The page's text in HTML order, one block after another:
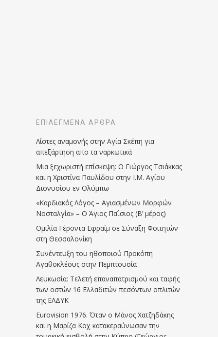
ΕΠΙΛΕΓΜΈΝΑ ΆΡΘΡΑ
Λίστες αναμονής στην Αγία Σκέπη για
απεξάρτηση απο τα ναρκωτικά
Μια ξεχωριστή επίσκεψη: Ο Γιώργος Τσιάκκας
και η Χριστίνα Παυλίδου στην Ι.Μ. Αγίου
Διονυσίου εν Ολύμπω
«Καρδιακός Λόγος – Αγιασμένων Μορφών
Νοσταλγία» – Ο Άγιος Παΐσιος (Β’ μέρος)
Ομιλία Γέροντα Εφραίμ σε Σύναξη Φοιτητών
στη Θεσσαλονίκη
Συνέντευξη του ηθοποιού Προκόπη
Αγαθοκλέους στην Πεμπτουσία
Λευκωσία: Τελετή επαναπατρισμού και ταφής
των οστών 16 Ελλαδιτών πεσόντων οπλιτών
της ΕΛΔΥΚ
Eurovision 1976. Όταν ο Μάνος Χατζηδάκης
και η Μαρίζα Κοχ κατακεραύνωσαν την